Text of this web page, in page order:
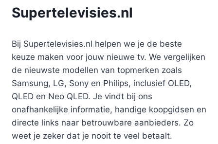
Supertelevisies.nl
Bij Supertelevisies.nl helpen we je de beste
keuze maken voor jouw nieuwe tv. We vergelijken
de nieuwste modellen van topmerken zoals
Samsung, LG, Sony en Philips, inclusief OLED,
QLED en Neo QLED. Je vindt bij ons
onafhankelijke informatie, handige koopgidsen en
directe links naar betrouwbare aanbieders. Zo
weet je zeker dat je nooit te veel betaalt.